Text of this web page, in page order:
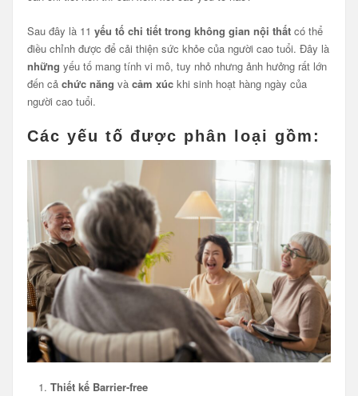
Sau đây là 11 yếu tố chi tiết trong không gian nội thấtcó thể
điều chỉnh được để cải thiện sức khỏe của người cao tuổi. Đây là
những yếu tố mang tính vi mô, tuy nhỏ nhưng ảnh hưởng rất lớn
đến cả chức năng và cảm xúckhi sinh hoạt hàng ngày của
người cao tuổi.
Các yếu tố được phân loại gồm:
Thiết kế Barrier-free